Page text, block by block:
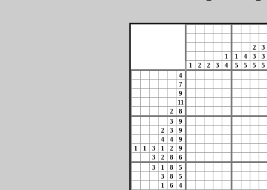
2
3
1
1 4 3
3
1
2 2 3 4 5 5 5
5
4
7
9
11
2
8
3
9
2
3
9
4
4
9
1
1 3 1 2
9
3
2 8
6
3
1 8
5
3
8
5
1
6
4